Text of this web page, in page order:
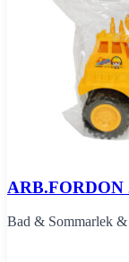
ARB.FORDON
Bad & Sommarlek